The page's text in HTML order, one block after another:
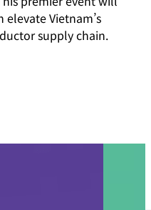
Vietnam’s
supply chain.